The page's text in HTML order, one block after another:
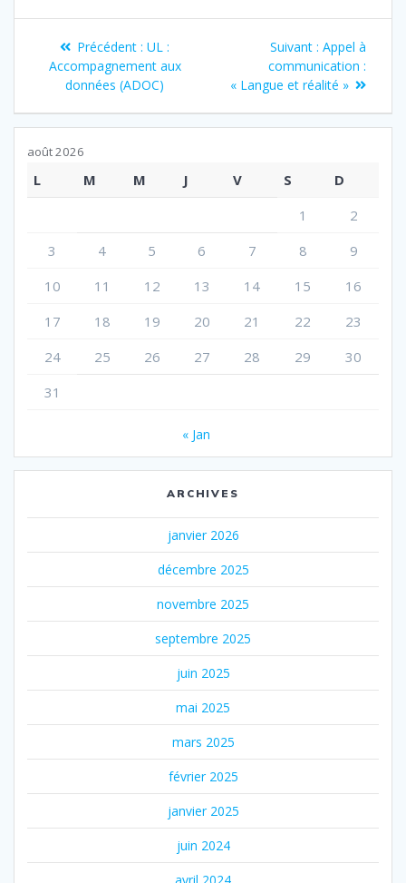
Navigation
de
l’article
Précédent : Article
précédent
:
UL :
Accompagnement aux
données (ADOC)
Suivant : Article
suivant
:
Appel à
communication :
« Langue et réalité »
août 2026
L M M J V S
D
1
2
3
4 5 6 7 8
9
10
11 12 13 14 15
16
17
18 19 20 21 22
23
24
25 26 27 28 29
30
31
« Jan
ARCHIVES
janvier 2026
décembre 2025
novembre 2025
septembre 2025
juin 2025
mai 2025
mars 2025
février 2025
janvier 2025
juin 2024